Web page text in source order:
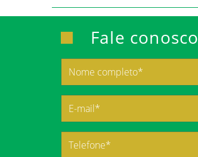
Fale conosco